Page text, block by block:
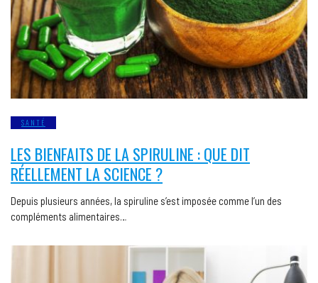
SANTÉ
LES BIENFAITS DE LA SPIRULINE : QUE DIT
RÉELLEMENT LA SCIENCE ?
Depuis plusieurs années, la spiruline s’est imposée comme l’un des
compléments alimentaires…